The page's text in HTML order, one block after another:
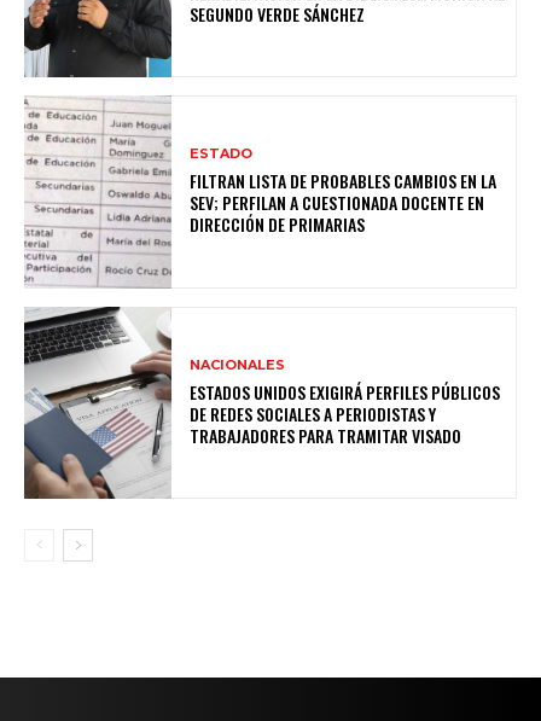
SEGUNDO VERDE SÁNCHEZ
ESTADO
FILTRAN LISTA DE PROBABLES CAMBIOS EN LA
SEV; PERFILAN A CUESTIONADA DOCENTE EN
DIRECCIÓN DE PRIMARIAS
NACIONALES
ESTADOS UNIDOS EXIGIRÁ PERFILES PÚBLICOS
DE REDES SOCIALES A PERIODISTAS Y
TRABAJADORES PARA TRAMITAR VISADO